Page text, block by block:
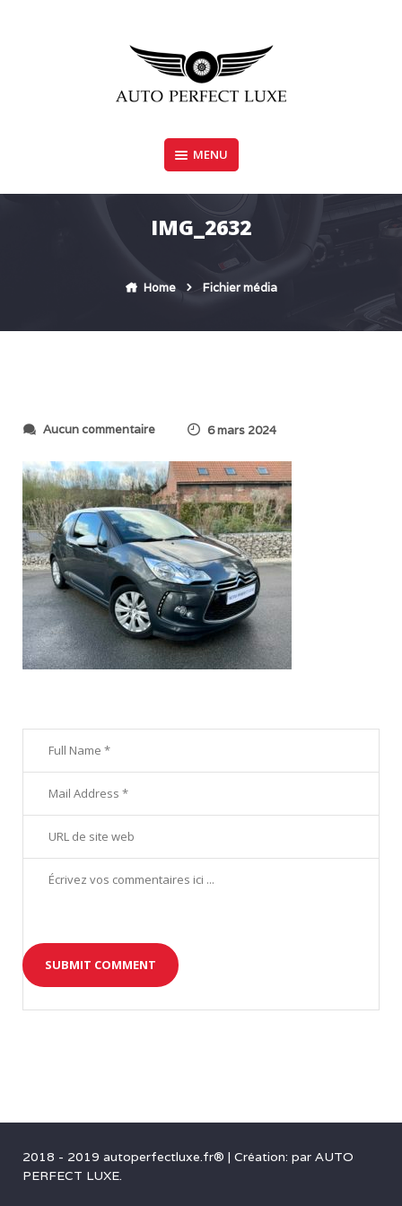
AUTO PERFECT LUXE
MENU
IMG_2632
Home Fichier média
Aucun commentaires
r
I
M
G
_
2
6
3
2
6 mars 2024
2018 - 2019 autoperfectluxe.fr® | Création: par AUTO
PERFECT LUXE